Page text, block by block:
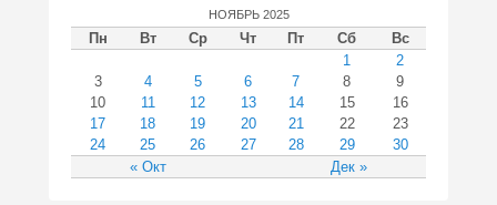
НОЯБРЬ 2025
Пн Вт Ср Чт Пт Сб Вс
« Окт Дек »
1
2
3
4 5 6 7 8
9
10
11 12 13 14 15
16
17
18 19 20 21 22
23
24
25 26 27 28 29 30